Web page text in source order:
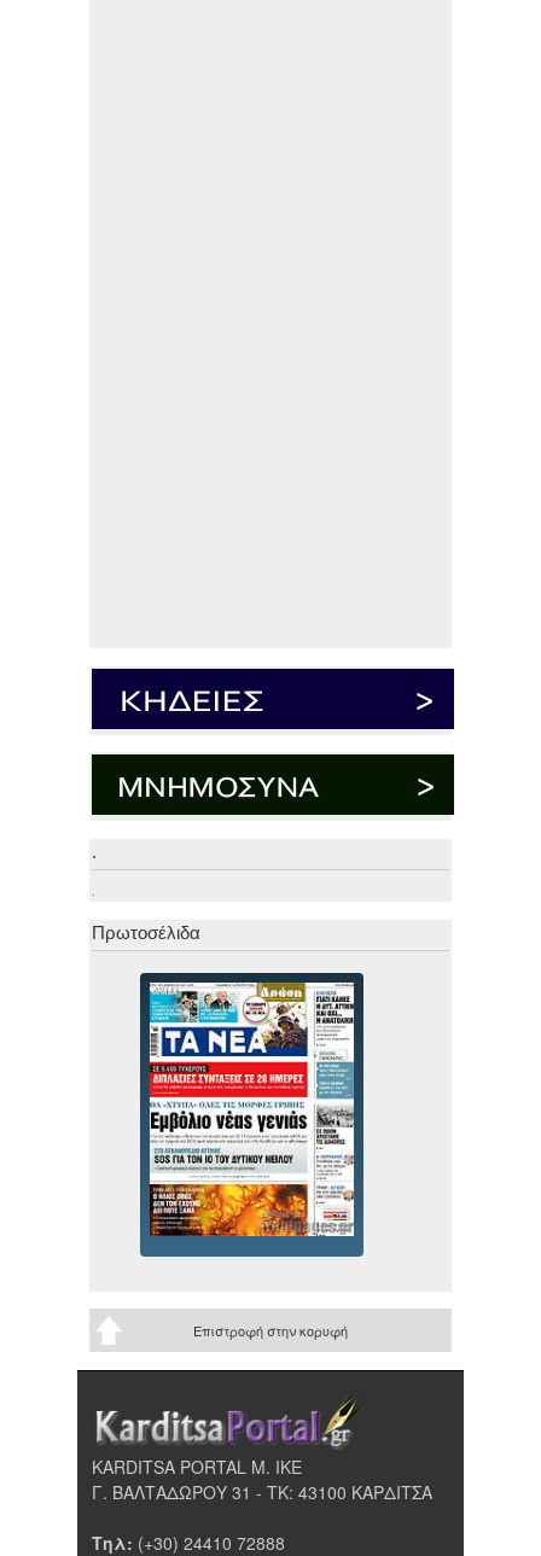
.
.
Πρωτοσέλιδα
Επιστροφή στην κορυφή
KARDITSA PORTAL Μ. ΙΚΕ
Γ. ΒΑΛΤΑΔΩΡΟΥ 31 - ΤΚ: 43100 ΚΑΡΔΙΤΣΑ
Τηλ: (+30) 24410 72888